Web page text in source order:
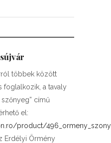
többek között
a tavaly
című
el:
product/
Erdélyi Örmény